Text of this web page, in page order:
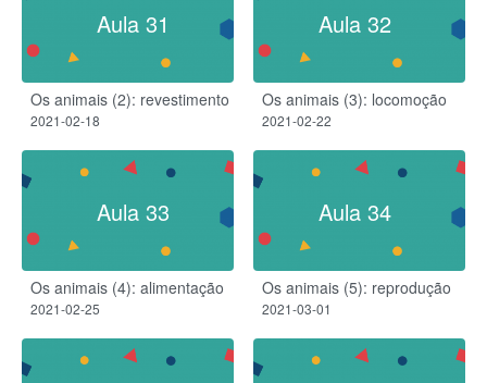
Aula 31
Os animais (2): revestimento​
2021-02-18
Aula 32
Os animais (3): locomoção​
2021-02-22
Aula 33
Os animais (4): alimentação
2021-02-25
Aula 34
Os animais (5): reprodução
2021-03-01